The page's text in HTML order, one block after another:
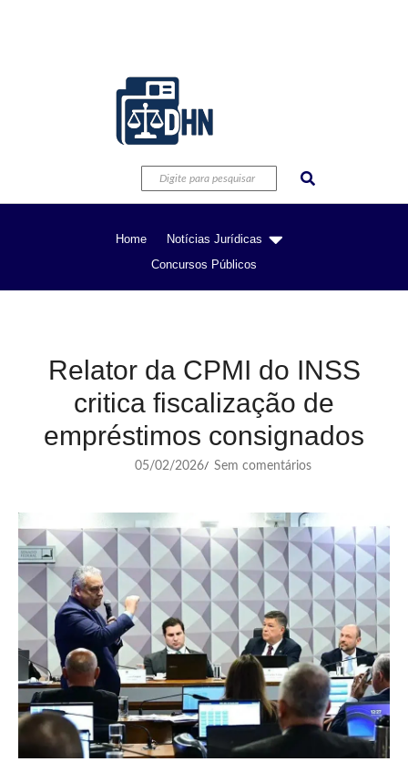
Home
Notícias Jurídicas
Concursos Públicos
Relator da CPMI do INSS
critica fiscalização de
empréstimos consignados
05/02/2026/ Sem comentários